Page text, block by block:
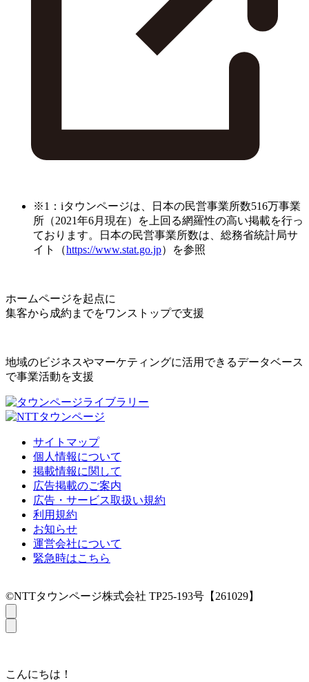
※1：iタウンページは、日本の民営事業所数516万事業
所（2021年6月現在）を上回る網羅性の高い掲載を行っ
ております。日本の民営事業所数は、総務省統計局サ
イト（https://www.stat.go.jp）を参照
ホームページを起点に
集客から成約までをワンストップで支援
地域のビジネスやマーケティングに活用できるデータベース
で事業活動を支援
サイトマップ
個人情報について
掲載情報に関して
広告掲載のご案内
広告・サービス取扱い規約
利用規約
お知らせ
運営会社について
緊急時はこちら
©NTTタウンページ株式会社 TP25-193号【261029】
こんにちは！